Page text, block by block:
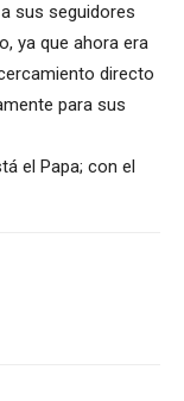
sus seguidores
ya que ahora era
directo
para sus
el Papa; con el